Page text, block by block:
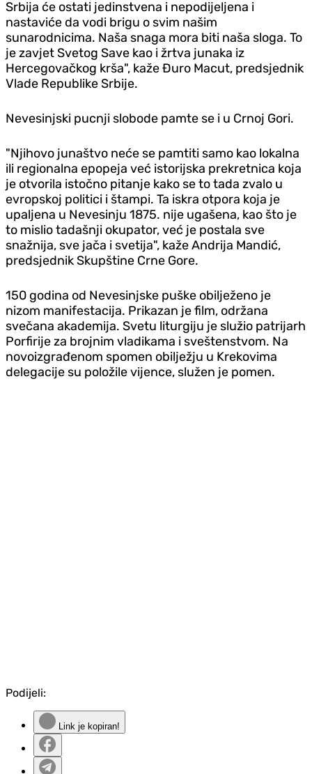
Srbija će ostati jedinstvena i nepodijeljena i
nastaviće da vodi brigu o svim našim
sunarodnicima. Naša snaga mora biti naša sloga. To
je zavjet Svetog Save kao i žrtva junaka iz
Hercegovačkog krša", kaže Đuro Macut, predsjednik
Vlade Republike Srbije.
Nevesinjski pucnji slobode pamte se i u Crnoj Gori.
"Njihovo junaštvo neće se pamtiti samo kao lokalna
ili regionalna epopeja već istorijska prekretnica koja
je otvorila istočno pitanje kako se to tada zvalo u
evropskoj politici i štampi. Ta iskra otpora koja je
upaljena u Nevesinju 1875. nije ugašena, kao što je
to mislio tadašnji okupator, već je postala sve
snažnija, sve jača i svetija", kaže Andrija Mandić,
predsjednik Skupštine Crne Gore.
150 godina od Nevesinjske puške obilježeno je
nizom manifestacija. Prikazan je film, održana
svečana akademija. Svetu liturgiju je služio patrijarh
Porfirije za brojnim vladikama i sveštenstvom. Na
novoizgrađenom spomen obilježju u Krekovima
delegacije su položile vijence, služen je pomen.
Podijeli:
Link je kopiran!